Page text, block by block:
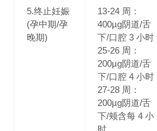
5.终止妊娠
(孕中期/孕
晚期)
13-24 周：
400µg阴道/舌
下/口腔 3 小时
25-26 周：
200µg阴道/舌
下/口腔 4 小时
27-28 周：
200µg阴道/舌
下/颊含每 4 小